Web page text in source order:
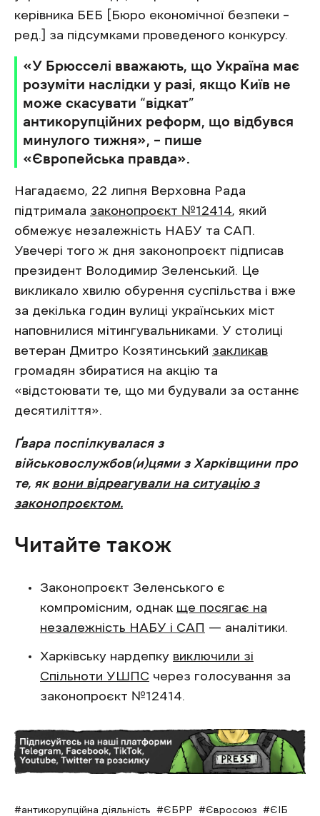
керівника БЕБ [Бюро економічної безпеки –
ред.] за підсумками проведеного конкурсу.
«У Брюсселі вважають, що Україна має
розуміти наслідки у разі, якщо Київ не
може скасувати “відкат”
антикорупційних реформ, що відбувся
минулого тижня», – пише
«Європейська правда».
Нагадаємо, 22 липня Верховна Рада
підтримала законопроєкт №12414, який
обмежує незалежність НАБУ та САП.
Увечері того ж дня законопроєкт підписав
президент Володимир Зеленський. Це
викликало хвилю обурення суспільства і вже
за декілька годин вулиці українських міст
наповнилися мітингувальниками. У столиці
ветеран Дмитро Козятинський закликав
громадян збиратися на акцію та
«відстоювати те, що ми будували за останнє
десятиліття».
Ґвара поспілкувалася з
військовослужбов(и)цями з Харківщини про
те, як вони відреагували на ситуацію з
законопроєктом.
Читайте також
Законопроєкт Зеленського є
компромісним, однак ще посягає на
незалежність НАБУ і САП — аналітики.
Харківську нардепку виключили зі
Спільноти УШПС через голосування за
законопроєкт №12414.
антикорупційна діяльність ЄБРР Євросоюз
ЄІБ